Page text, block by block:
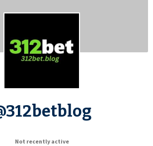
Not recently active